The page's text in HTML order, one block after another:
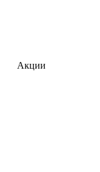
Акции